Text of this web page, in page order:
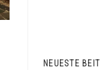
NEUESTE